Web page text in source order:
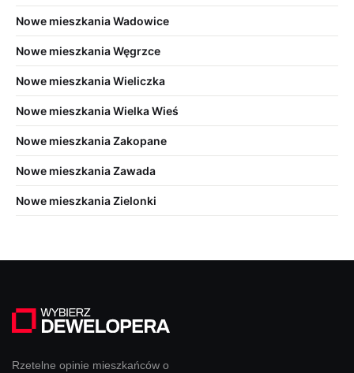
Nowe mieszkania Wadowice
Nowe mieszkania Węgrzce
Nowe mieszkania Wieliczka
Nowe mieszkania Wielka Wieś
Nowe mieszkania Zakopane
Nowe mieszkania Zawada
Nowe mieszkania Zielonki
Rzetelne opinie mieszkańców o